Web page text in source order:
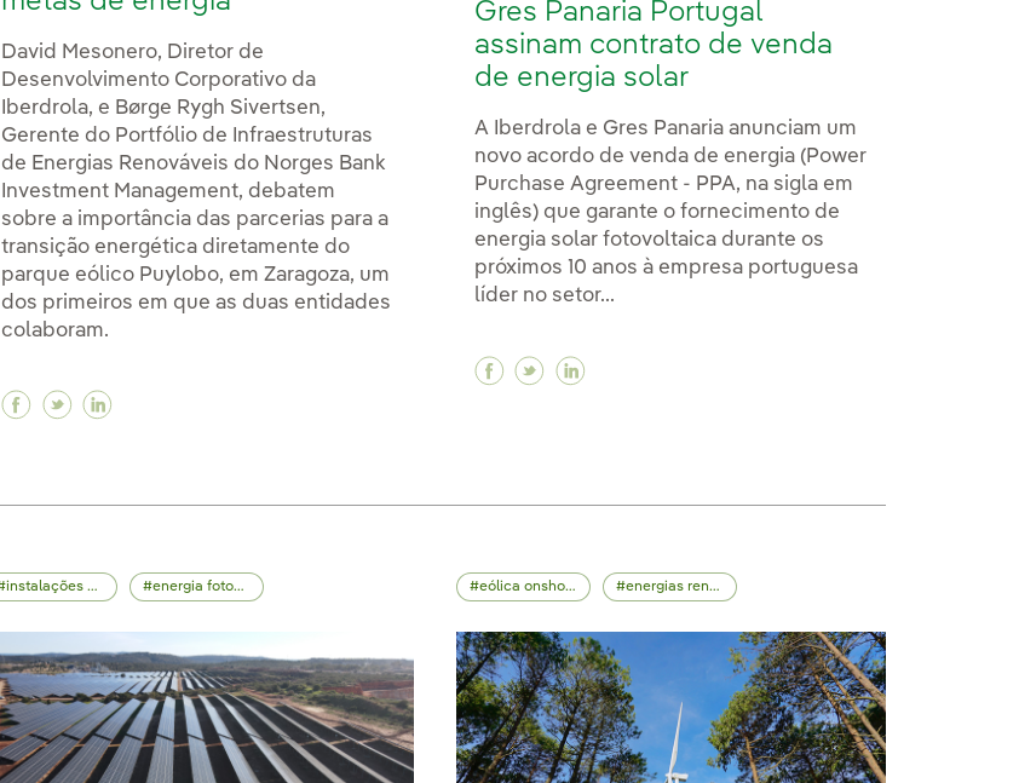
David Mesonero, Diretor de
Desenvolvimento Corporativo da
Iberdrola, e Børge Rygh Sivertsen,
Gerente do Portfólio de Infraestruturas
de Energias Renováveis do Norges Bank
Investment Management, debatem
sobre a importância das parcerias para a
transição energética diretamente do
parque eólico Puylobo, em Zaragoza, um
dos primeiros em que as duas entidades
colaboram.
Facebook Parceria estratégica: trabalhando para atingir as metas de energia
Twitter Parceria estratégica: trabalhando para atingir as metas de energia
Gres Panaria Portugal
assinam contrato de venda
de energia solar
A Iberdrola e Gres Panaria anunciam um
novo acordo de venda de energia (Power
Purchase Agreement - PPA, na sigla em
inglês) que garante o fornecimento de
energia solar fotovoltaica durante os
próximos 10 anos à empresa portuguesa
líder no setor...
Facebook Rumo ao Net 0: Iberdrola e Gres
Twitter Rumo ao Net 0: Iberdrola e Gres
instalações operacionais energia fotovoltaica eólica onshore energias renováveis